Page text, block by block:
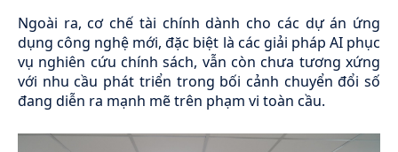
Ngoài ra, cơ chế tài chính dành cho các dự án ứng
dụng công nghệ mới, đặc biệt là các giải pháp AI phục
vụ nghiên cứu chính sách, vẫn còn chưa tương xứng
với nhu cầu phát triển trong bối cảnh chuyển đổi số
đang diễn ra mạnh mẽ trên phạm vi toàn cầu.